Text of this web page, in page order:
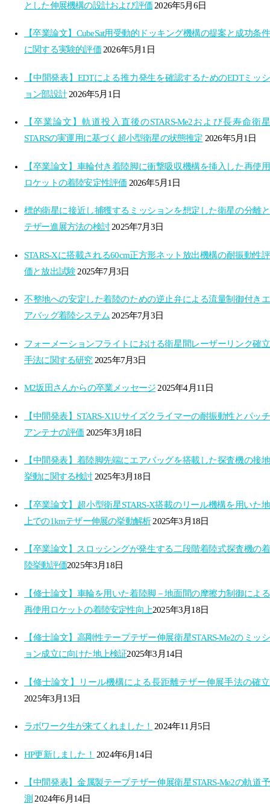
とした伸展機構の設計および評価 2026年5月6日
【卒業論文】CubeSat用受動的ドッキング機構の提案と成功条件
に関する実験的評価 2026年5月1日
【中間発表】EDTによる推力発生を確認するためのEDTミッシ
ョン部設計 2026年5月1日
【卒業論文】軌道投入直後のSTARS-Me2および長寿命衛星
STARSの実運用に基づく超小型衛星の状態推定 2026年5月1日
【卒業論文】車輪付き着陸脚に衝撃吸収機構を挿入した再使用
ロケットの着陸安定性評価 2026年5月1日
標的衛星に接近し捕獲するミッションを想定した衛星の分離と
テザー進展方法の検討 2025年7月3日
STARS-Xに搭載される60cm正方形ネット放出機構の耐振動性評
価と放出試験 2025年7月3日
不整地への安定した着陸のための逆止弁による流量制御付きエ
アバッグ着陸システム 2025年7月3日
フォーメーションフライトにおける衛星間レーザーリンク確立
手法に関する研究 2025年7月3日
M2坂田さんからの卒業メッセージ 2025年4月11日
【中間発表】STARS-X1Uサイズクライマーの耐振動性とパッチ
アンテナの評価 2025年3月18日
【中間発表】着陸脚先端にエアバッグを搭載した探査機の接地
挙動に関する検討 2025年3月18日
【卒業論文】超小型衛星STARS-X搭載のリール機構を用いた地
上での1kmテザー伸展の挙動解析 2025年3月18日
【卒業論文】スロッシングが発生する​二段階着陸式探査機の着
陸挙動評価​2025年3月18日
【修士論文】車輪を用いた着陸脚－地面間の摩擦力制御による
再使用ロケットの着陸安定性向上​2025年3月18日
【修士論文】高剛性テープテザー伸展衛星STARS-Me2の​ミッシ
ョン成立に向けた地上検証​2025年3月14日
【修士論文】リール機構による長距離テザー伸展手法の確立​
2025年3月13日
ラボワーク生が来てくれました！ 2024年11月5日
HP更新しました！ 2024年6月14日
【中間発表】金属製テープテザー伸展衛星STARS-Me2の軌道予
測 2024年6月14日